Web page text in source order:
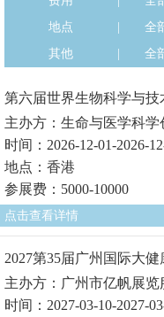
地点
全
其他
全
第六届世界生物科学与技
主办方：生命与医学科
时间：2026-12-01-2026-
地点：香港
参展费：5000-10000
点击查看详情
2027第35届广州国际大
主办方：广州市亿帆展览
时间：2027-03-10-2027-